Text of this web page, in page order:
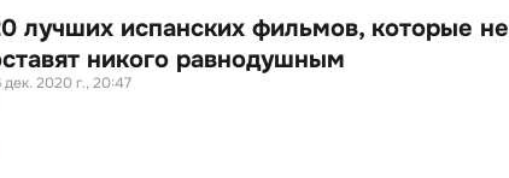
лучших испанских фильмов, которые не
никого равнодушным
дек. 2020 г., 20:47